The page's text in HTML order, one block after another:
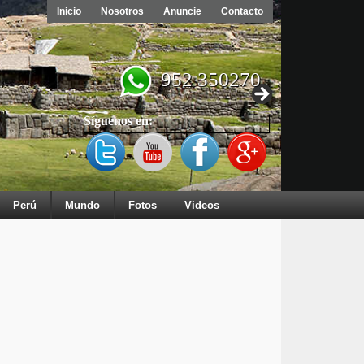
Inicio Nosotros Anuncie Contacto
952 350270
Síguenos en:
Perú Mundo Fotos Videos